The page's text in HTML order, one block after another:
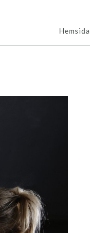
Hemsida